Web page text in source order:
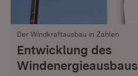
Der Windkraftausbau in Zahlen
Entwicklung des
Windenergieausbaus